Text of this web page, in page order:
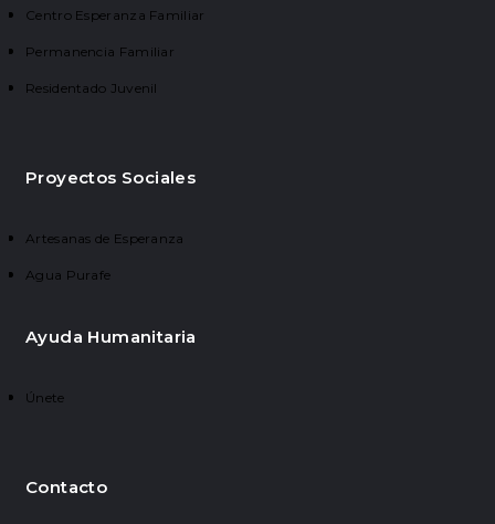
Centro Esperanza Familiar
Permanencia Familiar
Residentado Juvenil
Proyectos Sociales
Artesanas de Esperanza
Agua Purafe
Ayuda Humanitaria
Únete
Contacto